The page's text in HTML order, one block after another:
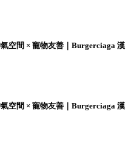
空間 × 寵物友善｜Burgerciaga 漢
空間 × 寵物友善｜Burgerciaga 漢